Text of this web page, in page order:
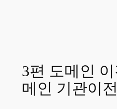
3편 도메인
메인 기관이